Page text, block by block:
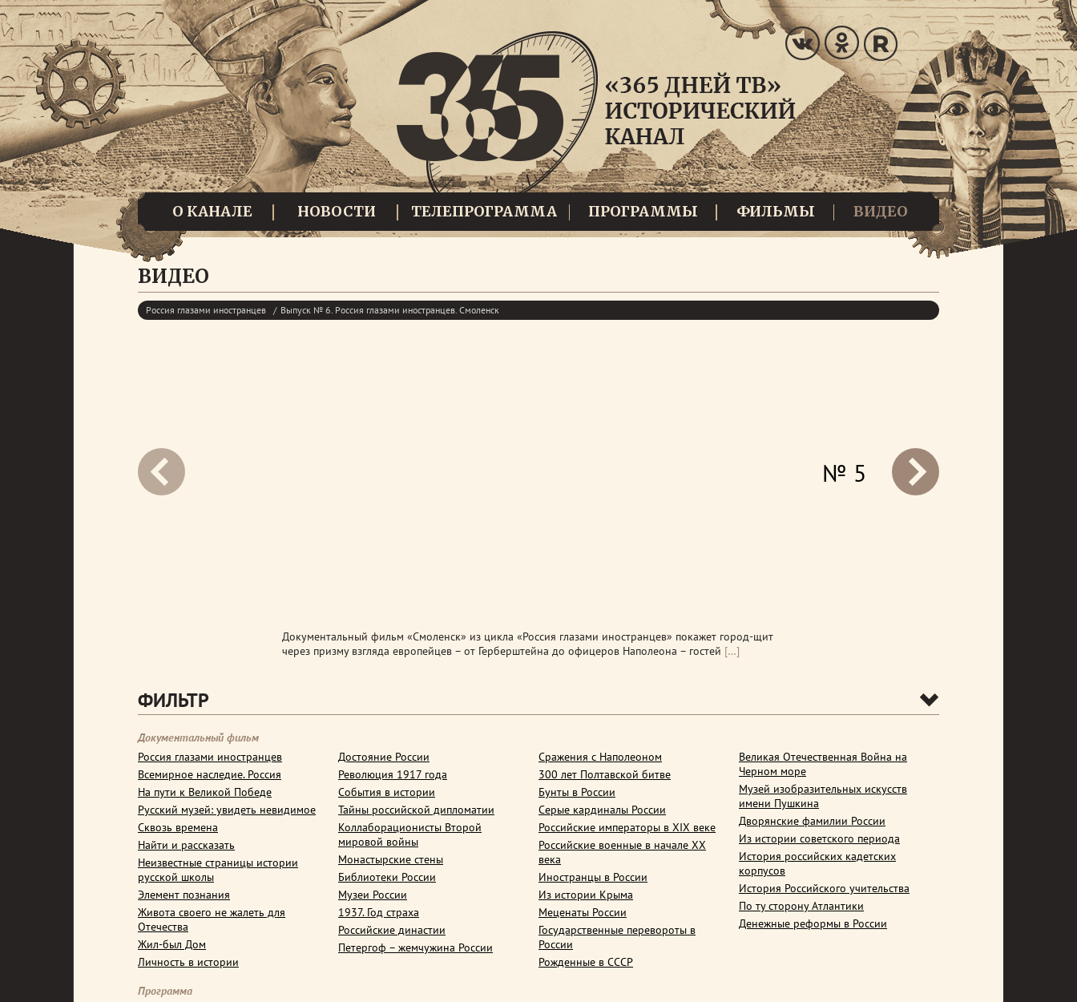
О КАНАЛЕ НОВОСТИ ТЕЛЕПРОГРАММА ПРОГРАММЫ ФИЛЬМЫ ВИДЕО
ВИДЕО
Россия глазами иностранцев Выпуск № 6. Россия глазами иностранцев. Смоленск
№ 5
Документальный фильм «Смоленск» из цикла «Россия глазами иностранцев» покажет город-щит
через призму взгляда европейцев – от Герберштейна до офицеров Наполеона – гостей […]
ФИЛЬТР
Документальный фильм
Россия глазами иностранцев
Всемирное наследие. Россия
На пути к Великой Победе
Русский музей: увидеть невидимое
Сквозь времена
Найти и рассказать
Неизвестные страницы истории
русской школы
Элемент познания
Живота своего не жалеть для
Отечества
Жил-был Дом
Личность в истории
Достояние России
Революция 1917 года
События в истории
Тайны российской дипломатии
Коллаборационисты Второй
мировой войны
Монастырские стены
Библиотеки России
Музеи России
1937. Год страха
Российские династии
Петергоф – жемчужина России
Сражения с Наполеоном
300 лет Полтавской битве
Бунты в России
Серые кардиналы России
Российские императоры в XIX веке
Российские военные в начале ХХ
века
Иностранцы в России
Из истории Крыма
Меценаты России
Государственные перевороты в
России
Рожденные в СССР
Великая Отечественная Война на
Черном море
Музей изобразительных искусств
имени Пушкина
Дворянские фамилии России
Из истории советского периода
История российских кадетских
корпусов
История Российского учительства
По ту сторону Атлантики
Денежные реформы в России
Программа